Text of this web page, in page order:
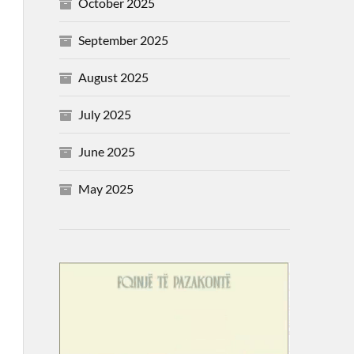
September 2025
August 2025
July 2025
June 2025
May 2025